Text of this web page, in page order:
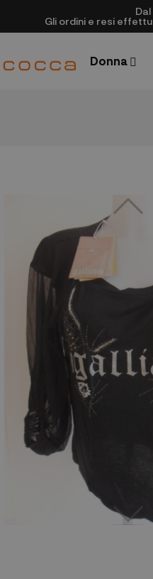
Gli ordini e resi
Donna